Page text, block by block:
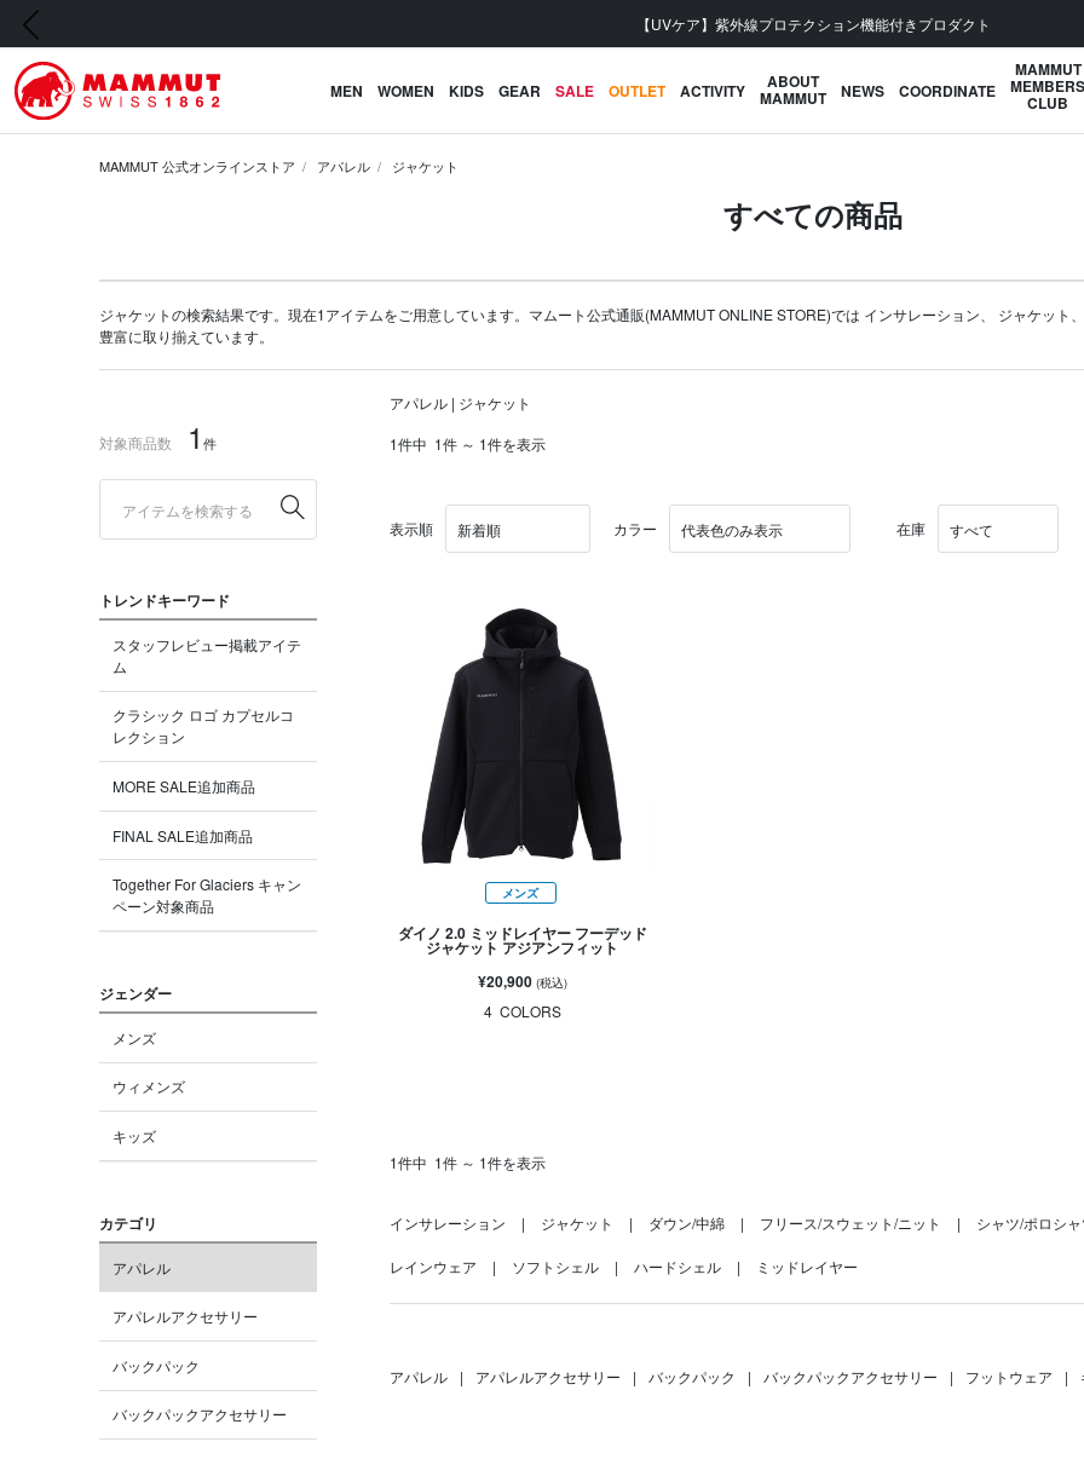
【UVケア】紫外線プロテクション機能付きプロダクト
前の画像
MEN WOMEN KIDS GEAR SALE OUTLET ACTIVITY ABOUT
MAMMUT NEWS COORDINATE
MAMMUT
MEMBERS
CLUB
MAMMUT 公式オンラインストア アパレル ジャケット
すべての商品
ジャケットの検索結果です。現在1アイテムをご用意しています。マムート公式通販(MAMMUT ONLINE STORE)では インサレーション ジャケット
豊富に取り揃えています。
対象商品数 1 件
トレンドキーワード
スタッフレビュー掲載アイテ
ム
クラシック ロゴ カプセルコ
レクション
MORE SALE追加商品
FINAL SALE追加商品
Together For Glaciers キャン
ペーン対象商品
ジェンダー
メンズ
ウィメンズ
キッズ
カテゴリ
アパレル
アパレルアクセサリー
バックパック
バックパックアクセサリー
アパレル | ジャケット
1件中 1件 ～ 1件を表示
表示順 カラー 在庫
メンズ
ダイノ 2.0 ミッドレイヤー フーデッド
ジャケット アジアンフィット
¥20,900 (税込)
4 COLORS
1件中 1件 ～ 1件を表示
インサレーション ジャケット ダウン/中綿 フリース/スウェット/ニット シャツ/ポロシャ
レインウェア ソフトシェル ハードシェル ミッドレイヤー
アパレル | アパレルアクセサリー | バックパック | バックパックアクセサリー | フットウェア |